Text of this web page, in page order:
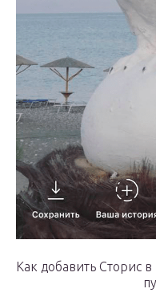
Как добавить Сторис